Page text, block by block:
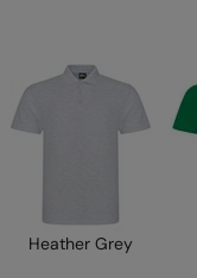
Heather Grey